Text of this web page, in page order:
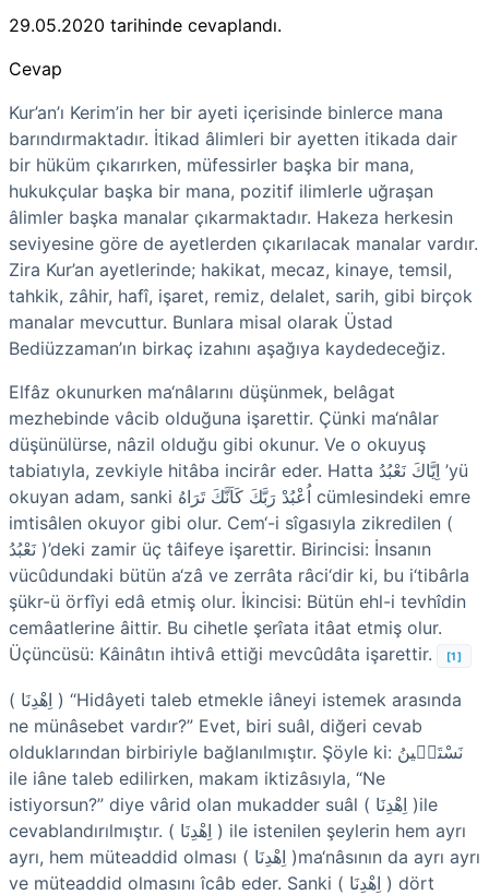
29.05.2020 tarihinde cevaplandı.
Cevap
Kur’an’ı Kerim’in her bir ayeti içerisinde binlerce mana
barındırmaktadır. İtikad âlimleri bir ayetten itikada dair
bir hüküm çıkarırken, müfessirler başka bir mana,
hukukçular başka bir mana, pozitif ilimlerle uğraşan
âlimler başka manalar çıkarmaktadır. Hakeza herkesin
seviyesine göre de ayetlerden çıkarılacak manalar vardır.
Zira Kur’an ayetlerinde; hakikat, mecaz, kinaye, temsil,
tahkik, zâhir, hafî, işaret, remiz, delalet, sarih, gibi birçok
manalar mevcuttur. Bunlara misal olarak Üstad
Bediüzzaman’ın birkaç izahını aşağıya kaydedeceğiz.
Elfâz okunurken ma‘nâlarını düşünmek, belâgat
mezhebinde vâcib olduğuna işarettir. Çünki ma‘nâlar
düşünülürse, nâzil olduğu gibi okunur. Ve o okuyuş
tabiatıyla, zevkiyle hitâba incirâr eder. Hatta اِيَّاكَ نَعْبُدُ ’yü
okuyan adam, sanki اُعْبُدْ رَبَّكَ كَاَنَّكَ تَرَاهُ cümlesindeki emre
imtisâlen okuyor gibi olur. Cem‘-i sîgasıyla zikredilen (
نَعْبُدُ )’deki zamir üç tâifeye işarettir. Birincisi: İnsanın
vücûdundaki bütün a‘zâ ve zerrâta râci‘dir ki, bu i‘tibârla
şükr-ü örfîyi edâ etmiş olur. İkincisi: Bütün ehl-i tevhîdin
cemâatlerine âittir. Bu cihetle şerîata itâat etmiş olur.
Üçüncüsü: Kâinâtın ihtivâ ettiği mevcûdâta işarettir.
[1]
( اِهْدِنَا ) “Hidâyeti taleb etmekle iâneyi istemek arasında
ne münâsebet vardır?” Evet, biri suâl, diğeri cevab
olduklarından birbiriyle bağlanılmıştır. Şöyle ki: نَسْتَع۪ينُ
ile iâne taleb edilirken, makam iktizâsıyla, “Ne
istiyorsun?” diye vârid olan mukadder suâl ( اِهْدِنَا )ile
cevablandırılmıştır. ( اِهْدِنَا ) ile istenilen şeylerin hem ayrı
ayrı, hem müteaddid olması ( اِهْدِنَا )ma‘nâsının da ayrı ayrı
ve müteaddid olmasını îcâb eder. Sanki ( اِهْدِنَا ) dört